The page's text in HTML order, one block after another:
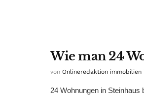
Wie man 24
von Onlineredaktion immobilien
24 Wohnungen in